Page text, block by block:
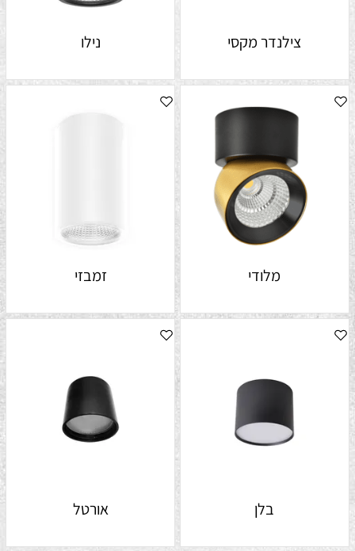
צילנדר מקסי נילו
מלודי זמבזי
בלן אורטל